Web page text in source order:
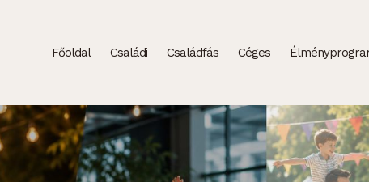
Főoldal Családi Családfás Céges